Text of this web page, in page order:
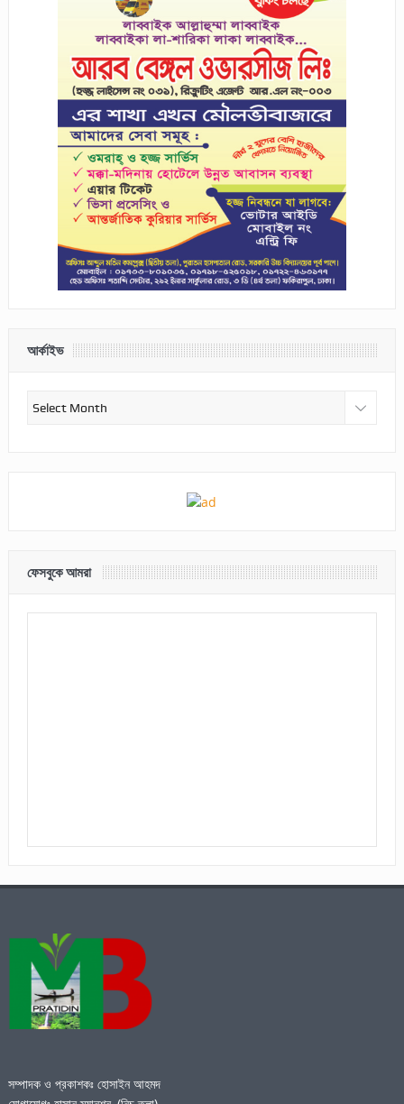
আর্কাইভ
আর্কাইভ
ফেসবুকে আমরা
সম্পাদক ও প্রকাশকঃ হোসাইন আহমদ